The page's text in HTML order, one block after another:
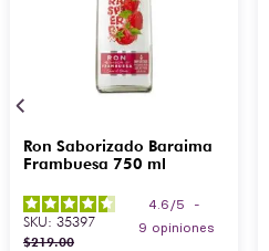
Ron Saborizado Baraima
Frambuesa 750 ml
4.6 /5
-
9 opiniones
SKU: 35397
$219.00